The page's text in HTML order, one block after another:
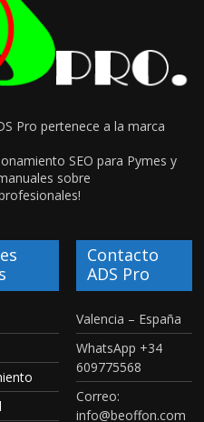
Pro pertenece a la marca
SEO para Pymes y
sobre
Contacto
ADS Pro
Valencia – España
WhatsApp +34
609775568
Correo:
info@beoffon.com